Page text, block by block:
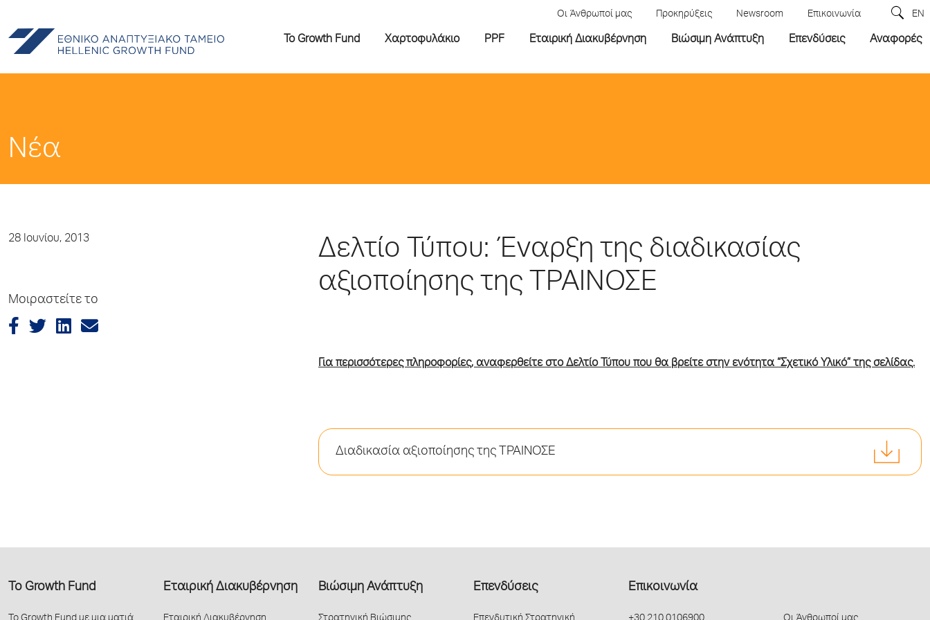
Οι Άνθρωποί μας Προκηρύξεις Newsroom Επικοινωνία EN
Το Growth Fund Χαρτοφυλάκιο PPF Εταιρική Διακυβέρνηση Βιώσιμη Ανάπτυξη Επενδύσεις Αναφορές
Νέα
28 Ιουνίου, 2013
Μοιραστείτε το
Δελτίο Τύπου: Έναρξη της διαδικασίας
αξιοποίησης της ΤΡΑΙΝΟΣΕ
Για περισσότερες πληροφορίες, αναφερθείτε στο Δελτίο Τύπου που θα βρείτε στην ενότητα “Σχετικό Υλικό” της σελίδας.
Διαδικασία αξιοποίησης της ΤΡΑΙΝΟΣΕ
Το Growth Fund Εταιρική Διακυβέρνηση Βιώσιμη Ανάπτυξη Επενδύσεις Επικοινωνία